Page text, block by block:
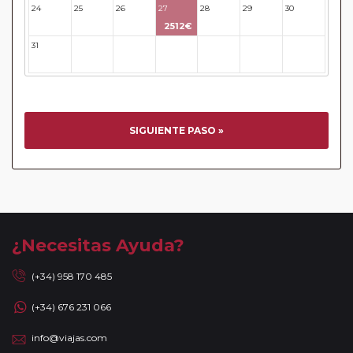
cliente o que conste en su reserva. Una vez realizada la
reserva y emitido el billete, un error posterior en el nombre
billete emitido y la necesidad de tener que emitir un nuevo
generados de cancelación y nueva emisión. Hacer una
reserva nueva puede implicar la posibilidad de no conseguir
plazas en los mismos vuelos previstos. Las compañías
aéreas se reservan el derecho de que un billete con un
Circuitos con Avión / Tren incluidos:
aéreas aceptan facturar un bulto de un máximo 20 kg por
persona. En caso de llevar sobrepeso, deberá abonar
el momento de facturar. Recuerde que en estos circuitos
llegada y salida del aeropuerto/ estación de tren.
24 25 26 27
2512€
28 29 30
31
SIGUIENTE PASO »
¿Necesitas Ayuda?
(+34) 958 170 485
(+34) 676 231 066
info@viajas.com